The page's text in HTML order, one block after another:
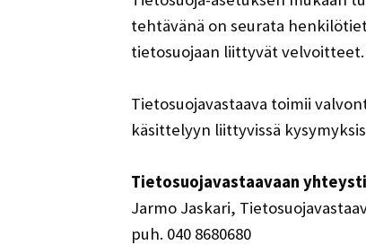
tehtävänä on seurata
tietosuojaan liittyvät velvoitteet.
Tietosuojavastaava toimii
käsittelyyn liittyvissä
Tietosuojavastaavaan
Jarmo Jaskari,
puh. 040 8680680